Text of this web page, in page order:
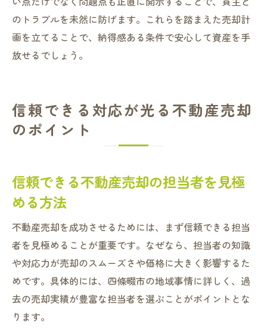
のトラブルを未然に防げます。これらを踏まえた売却計
画を立てることで、納得感ある条件で安心して資産を手
放せるでしょう。
信頼できる対応が光る不動産売却
のポイント
信頼できる不動産売却の担当者を見極
める方法
不動産売却を成功させるためには、まず信頼できる担当
者を見極めることが重要です。なぜなら、担当者の知識
や対応力が売却のスムーズさや価格に大きく影響するた
めです。具体的には、四條畷市の地域事情に詳しく、過
去の売却実績が豊富な担当者を選ぶことがポイントとな
ります。